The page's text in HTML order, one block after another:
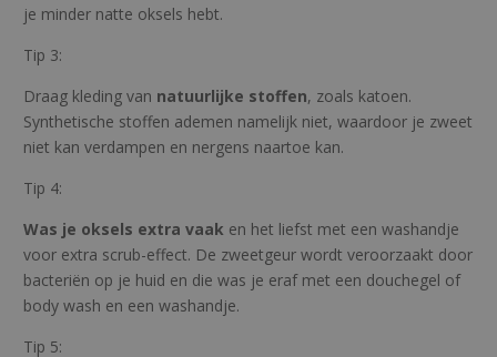
je minder natte oksels hebt.
Tip 3:
Draag kleding van natuurlijke stoffen, zoals katoen.
Synthetische stoffen ademen namelijk niet, waardoor je zweet
niet kan verdampen en nergens naartoe kan.
Tip 4:
Was je oksels extra vaak en het liefst met een washandje
voor extra scrub-effect. De zweetgeur wordt veroorzaakt door
bacteriën op je huid en die was je eraf met een douchegel of
body wash en een washandje.
Tip 5: